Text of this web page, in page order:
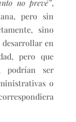
no prevé”,
pero sin
sino
en
pero que
podrían ser
o